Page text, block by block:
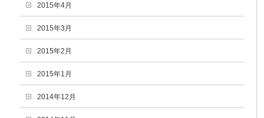
2015年4月
2015年3月
2015年2月
2015年1月
2014年12月